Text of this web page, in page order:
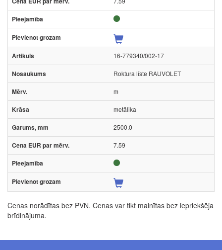
16-779340/002-17
Roktura līste RAUVOLET
m
metālika
2500.0
7.59
Cenas norādītas bez PVN. Cenas var tikt mainītas bez iepriekšēja
brīdinājuma.